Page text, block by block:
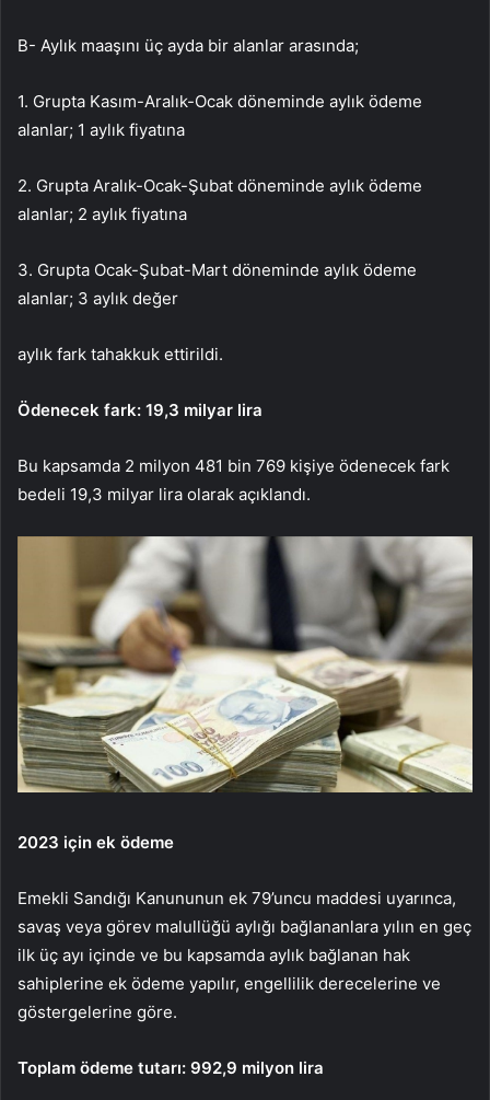
B- Aylık maaşını üç ayda bir alanlar arasında;
1. Grupta Kasım-Aralık-Ocak döneminde aylık ödeme
alanlar; 1 aylık fiyatına
2. Grupta Aralık-Ocak-Şubat döneminde aylık ödeme
alanlar; 2 aylık fiyatına
3. Grupta Ocak-Şubat-Mart döneminde aylık ödeme
alanlar; 3 aylık değer
aylık fark tahakkuk ettirildi.
Ödenecek fark: 19,3 milyar lira
Bu kapsamda 2 milyon 481 bin 769 kişiye ödenecek fark
bedeli 19,3 milyar lira olarak açıklandı.
2023 için ek ödeme
Emekli Sandığı Kanununun ek 79’uncu maddesi uyarınca,
savaş veya görev malullüğü aylığı bağlananlara yılın en geç
ilk üç ayı içinde ve bu kapsamda aylık bağlanan hak
sahiplerine ek ödeme yapılır, engellilik derecelerine ve
göstergelerine göre.
Toplam ödeme tutarı: 992,9 milyon lira